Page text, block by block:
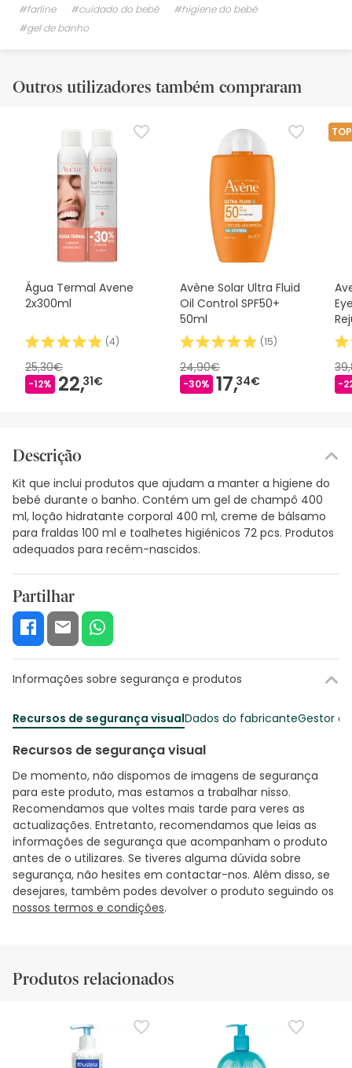
#farline #cuidado do bebé
#higiene do bebé
#gel de banho
Outros utilizadores também compraram
Água Termal Avene
2x300ml
(4)
25,30€
-12% 22,31€
Avène Solar Ultra Fluid
Oil Control SPF50+
50ml
(15)
24,90€
-30% 17,34€ -
Descrição
Kit que inclui produtos que ajudam a manter a higiene do
bebé durante o banho. Contém um gel de champô 400
ml, loção hidratante corporal 400 ml, creme de bálsamo
para fraldas 100 ml e toalhetes higiénicos 72 pcs. Produtos
adequados para recém-nascidos.
Partilhar
Informações sobre segurança e produtos
Recursos de segurança visualDados do fabricanteGestor
Recursos de segurança visual
De momento, não dispomos de imagens de segurança
para este produto, mas estamos a trabalhar nisso.
Recomendamos que voltes mais tarde para veres as
actualizações. Entretanto, recomendamos que leias as
informações de segurança que acompanham o produto
antes de o utilizares. Se tiveres alguma dúvida sobre
segurança, não hesites em contactar-nos. Além disso, se
desejares, também podes devolver o produto seguindo os
nossos termos e condições.
Produtos relacionados